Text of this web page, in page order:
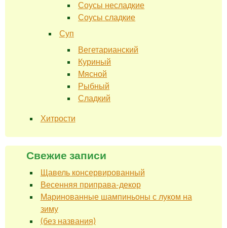
Соусы несладкие
Соусы сладкие
Суп
Вегетарианский
Куриный
Мясной
Рыбный
Сладкий
Хитрости
Свежие записи
Щавель консервированный
Весенняя приправа-декор
Маринованные шампиньоны с луком на
зиму
(без названия)